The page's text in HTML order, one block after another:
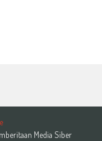
Media Siber